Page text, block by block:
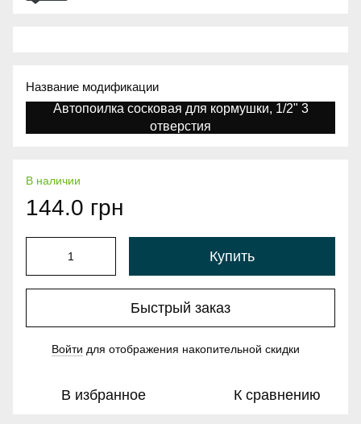
Название модификации
Автопоилка сосковая для кормушки, 1/2" 3
отверстия
В наличии
144.0 грн
Купить
Быстрый заказ
Войти для отображения накопительной скидки
В избранное К сравнению